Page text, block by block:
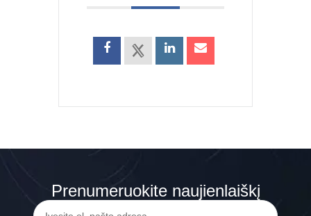
Prenumeruokite naujienlaiškį